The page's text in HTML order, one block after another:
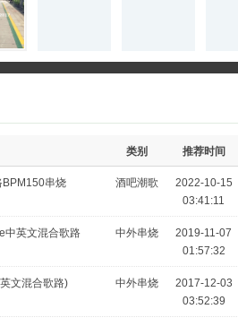
类别 推荐时间
串烧 酒吧潮歌
2022-10-15
03:41:11
中英文混合歌路 中外串烧
2019-11-07
01:57:32
文混合歌路) 中外串烧
2017-12-03
03:52:39